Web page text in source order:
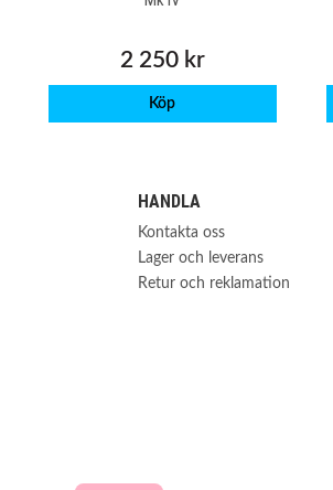
2 250 kr
Köp
HANDLA
Kontakta oss
Lager och leverans
Retur och reklamation